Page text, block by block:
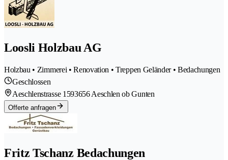
Loosli Holzbau AG
Holzbau • Zimmerei • Renovation • Treppen Geländer • Bedachungen
Geschlossen
Aeschlenstrasse 1593656 Aeschlen ob Gunten
Offerte anfragen
Fritz Tschanz Bedachungen